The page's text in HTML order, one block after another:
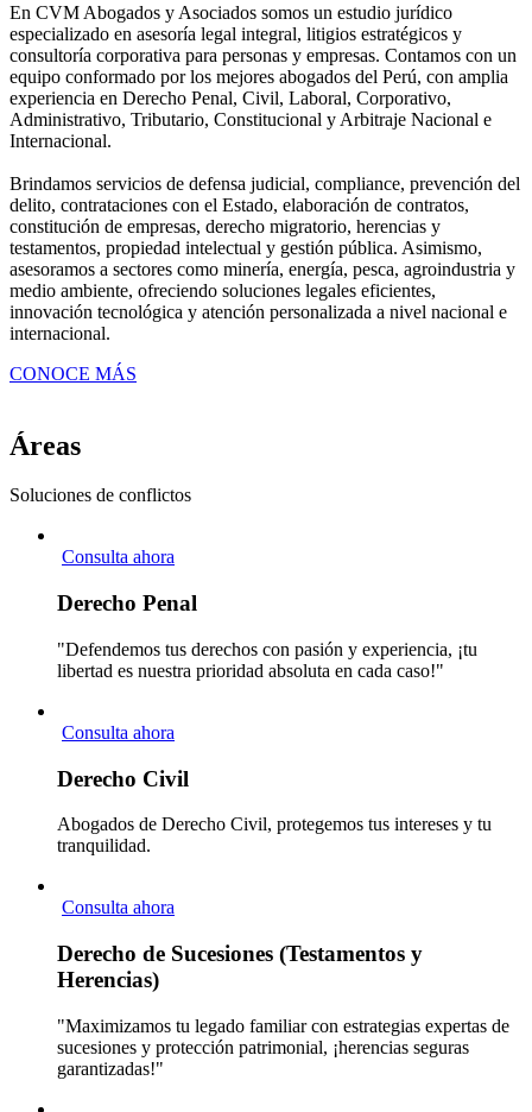
En CVM Abogados y Asociados somos un estudio jurídico
especializado en asesoría legal integral, litigios estratégicos y
consultoría corporativa para personas y empresas. Contamos con un
equipo conformado por los mejores abogados del Perú, con amplia
experiencia en Derecho Penal, Civil, Laboral, Corporativo,
Administrativo, Tributario, Constitucional y Arbitraje Nacional e
Internacional.
Brindamos servicios de defensa judicial, compliance, prevención del
delito, contrataciones con el Estado, elaboración de contratos,
constitución de empresas, derecho migratorio, herencias y
testamentos, propiedad intelectual y gestión pública. Asimismo,
asesoramos a sectores como minería, energía, pesca, agroindustria y
medio ambiente, ofreciendo soluciones legales eficientes,
innovación tecnológica y atención personalizada a nivel nacional e
internacional.
CONOCE MÁS
Áreas
Soluciones de conflictos
Consulta ahora
Derecho Penal
"Defendemos tus derechos con pasión y experiencia, ¡tu
libertad es nuestra prioridad absoluta en cada caso!"
Consulta ahora
Derecho Civil
Abogados de Derecho Civil, protegemos tus intereses y tu
tranquilidad.
Consulta ahora
Derecho de Sucesiones (Testamentos y
Herencias)
"Maximizamos tu legado familiar con estrategias expertas de
sucesiones y protección patrimonial, ¡herencias seguras
garantizadas!"